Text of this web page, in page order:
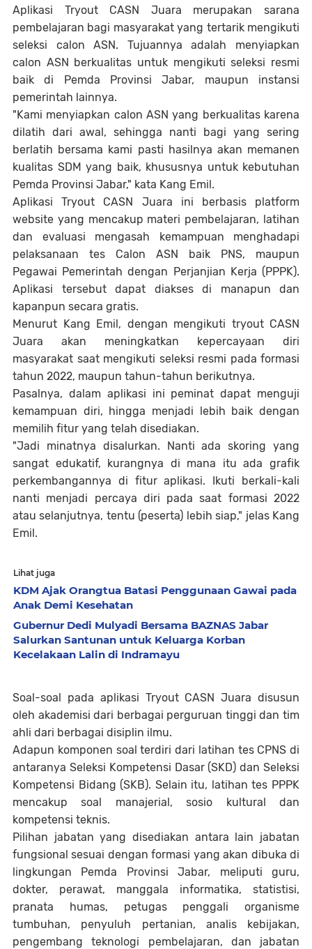
Aplikasi Tryout CASN Juara merupakan sarana
pembelajaran bagi masyarakat yang tertarik mengikuti
seleksi calon ASN. Tujuannya adalah menyiapkan
calon ASN berkualitas untuk mengikuti seleksi resmi
baik di Pemda Provinsi Jabar, maupun instansi
pemerintah lainnya.
"Kami menyiapkan calon ASN yang berkualitas karena
dilatih dari awal, sehingga nanti bagi yang sering
berlatih bersama kami pasti hasilnya akan memanen
kualitas SDM yang baik, khususnya untuk kebutuhan
Pemda Provinsi Jabar," kata Kang Emil.
Aplikasi Tryout CASN Juara ini berbasis platform
website yang mencakup materi pembelajaran, latihan
dan evaluasi mengasah kemampuan menghadapi
pelaksanaan tes Calon ASN baik PNS, maupun
Pegawai Pemerintah dengan Perjanjian Kerja (PPPK).
Aplikasi tersebut dapat diakses di manapun dan
kapanpun secara gratis.
Menurut Kang Emil, dengan mengikuti tryout CASN
Juara akan meningkatkan kepercayaan diri
masyarakat saat mengikuti seleksi resmi pada formasi
tahun 2022, maupun tahun-tahun berikutnya.
Pasalnya, dalam aplikasi ini peminat dapat menguji
kemampuan diri, hingga menjadi lebih baik dengan
memilih fitur yang telah disediakan.
"Jadi minatnya disalurkan. Nanti ada skoring yang
sangat edukatif, kurangnya di mana itu ada grafik
perkembangannya di fitur aplikasi. Ikuti berkali-kali
nanti menjadi percaya diri pada saat formasi 2022
atau selanjutnya, tentu (peserta) lebih siap," jelas Kang
Emil.
Lihat juga
KDM Ajak Orangtua Batasi Penggunaan Gawai pada
Anak Demi Kesehatan
Gubernur Dedi Mulyadi Bersama BAZNAS Jabar
Salurkan Santunan untuk Keluarga Korban
Kecelakaan Lalin di Indramayu
Soal-soal pada aplikasi Tryout CASN Juara disusun
oleh akademisi dari berbagai perguruan tinggi dan tim
ahli dari berbagai disiplin ilmu.
Adapun komponen soal terdiri dari latihan tes CPNS di
antaranya Seleksi Kompetensi Dasar (SKD) dan Seleksi
Kompetensi Bidang (SKB). Selain itu, latihan tes PPPK
mencakup soal manajerial, sosio kultural dan
kompetensi teknis.
Pilihan jabatan yang disediakan antara lain jabatan
fungsional sesuai dengan formasi yang akan dibuka di
lingkungan Pemda Provinsi Jabar, meliputi guru,
dokter, perawat, manggala informatika, statistisi,
pranata humas, petugas penggali organisme
tumbuhan, penyuluh pertanian, analis kebijakan,
pengembang teknologi pembelajaran, dan jabatan